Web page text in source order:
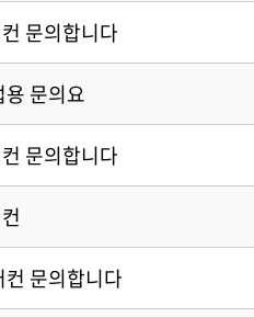
문의합니다
문의요
문의합니다
문의합니다